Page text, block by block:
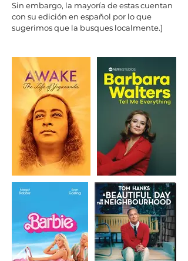
Sin embargo, la mayoría de estas cuentan
con su edición en español por lo que
sugerimos que la busques localmente.]